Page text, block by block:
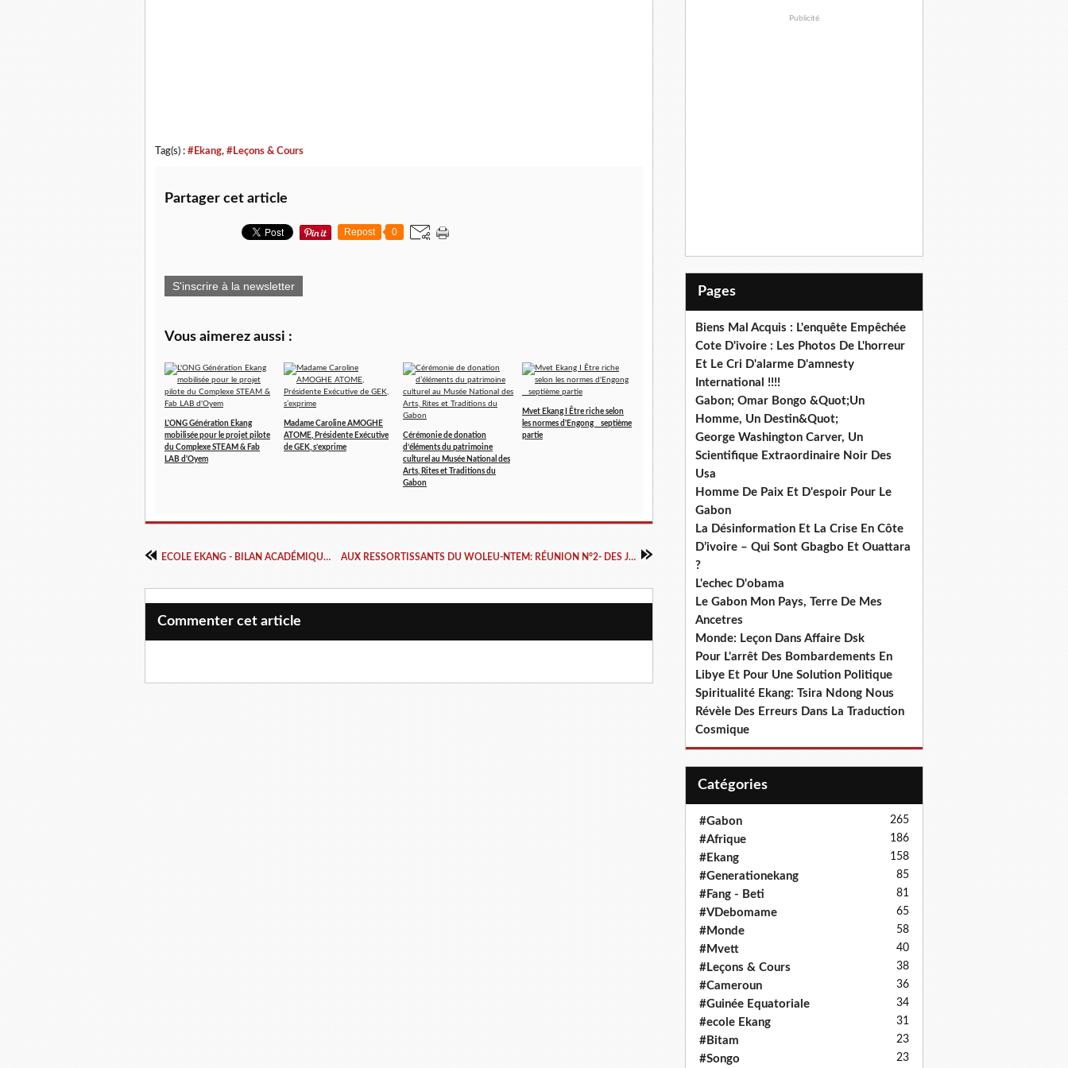
Tag(s) : #Ekang, #Leçons & Cours
Partager cet article
Repost 0
S'inscrire à la newsletter
Vous aimerez aussi :
L'ONG Génération Ekang
mobilisée pour le projet pilote
du Complexe STEAM & Fab
LAB d'Oyem
Madame Caroline AMOGHE
ATOME, Présidente Exécutive
de GEK, s’exprime
Cérémonie de donation
d’éléments du patrimoine
culturel au Musée National des
Arts, Rites et Traditions du
Gabon
Mvet Ekang I Être riche selon
les normes d'Engong _ septième
partie
ECOLE EKANG - BILAN ACADÉMIQUE ANNÉE 2017-2018 AUX RESSORTISSANTS DU WOLEU-NTEM: RÉUNION N°2- DES JOURNÉES DE RÉFLEXIONS 2018
Commenter cet article
Publicité
Pages
Biens Mal Acquis : L'enquête Empêchée
Cote D'ivoire : Les Photos De L'horreur
Et Le Cri D'alarme D'amnesty
International !!!!
Gabon; Omar Bongo &Quot;Un
Homme, Un Destin&Quot;
George Washington Carver, Un
Scientifique Extraordinaire Noir Des
Usa
Homme De Paix Et D'espoir Pour Le
Gabon
La Désinformation Et La Crise En Côte
D’ivoire – Qui Sont Gbagbo Et Ouattara
?
L'echec D'obama
Le Gabon Mon Pays, Terre De Mes
Ancetres
Monde: Leçon Dans Affaire Dsk
Pour L'arrêt Des Bombardements En
Libye Et Pour Une Solution Politique
Spiritualité Ekang: Tsira Ndong Nous
Révèle Des Erreurs Dans La Traduction
Cosmique
Catégories
#Gabon 265
#Afrique 186
#Ekang 158
#Generationekang 85
#Fang - Beti 81
#VDebomame 65
#Monde 58
#Mvett 40
#Leçons & Cours 38
#Cameroun 36
#Guinée Equatoriale 34
#ecole Ekang 31
#Bitam 23
#Songo 23